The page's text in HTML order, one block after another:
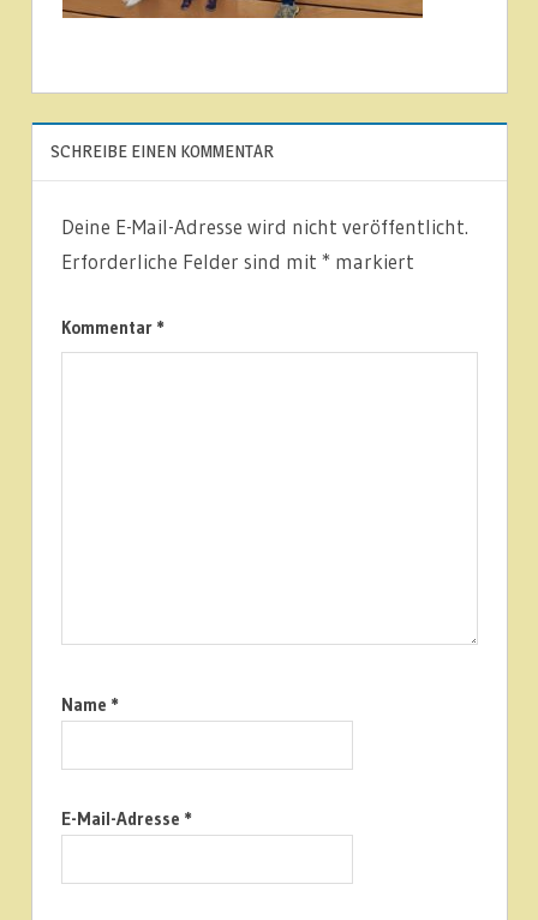
SCHREIBE EINEN KOMMENTAR
Deine E-Mail-Adresse wird nicht veröffentlicht.
Erforderliche Felder sind mit * markiert
Kommentar *
Name *
E-Mail-Adresse *